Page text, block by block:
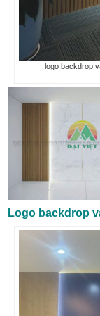
logo backdrop
Logo backdrop